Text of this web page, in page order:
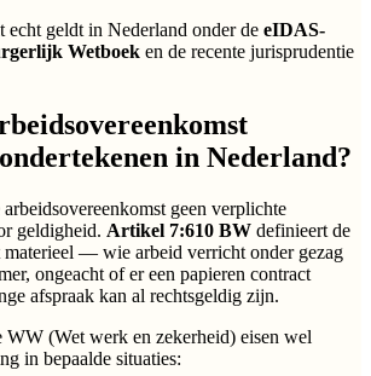
echt geldt in Nederland onder de eIDAS-
Wetboek en de recente jurisprudentie
in Nederland?
geen verplichte
geldigheid. Artikel 7:610 BW definieert de
materieel — wie arbeid verricht onder gezag
ongeacht of er een papieren contract
afspraak kan al rechtsgeldig zijn.
WW (Wet werk en zekerheid) eisen wel
in bepaalde situaties: